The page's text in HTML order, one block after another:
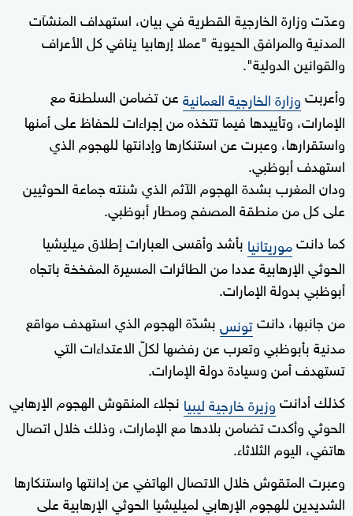
وعدّت وزارة الخارجية القطرية في بيان، استهداف المنشآت
المدنية والمرافق الحيوية "عملا إرهابيا ينافي كل الأعراف
والقوانين الدولية".
وأعربتوزارة الخارجية العمانيةعن تضامن السلطنة مع
الإمارات، وتأييدها فيما تتخذه من إجراءات للحفاظ على أمنها
واستقرارها، وعبرت عن استنكارها وإدانتها للهجوم الذي
استهدف أبوظبي.
ودان المغرب بشدة الهجوم الآثم الذي شنته جماعة الحوثيين
على كل من منطقة المصفح ومطار أبوظبي.
كما دانتموريتانيا بأشد وأقسى العبارات إطلاق ميليشيا
الحوثي الإرهابية عددا من الطائرات المسيرة المفخخة باتجاه
أبوظبي بدولة الإمارات.
من جانبها، دانتتونسبشدّة الهجوم الذي استهدف مواقع
مدنية بأبوظبي وتعرب عن رفضها لكلّ الاعتداءات التي
تستهدف أمن وسيادة دولة الإمارات.
كذلك أدانتوزيرة خارجية ليبيا نجلاء المنقوش الهجوم الإرهابي
الحوثي وأكدت تضامن بلادها مع الإمارات، وذلك خلال اتصال
هاتفي، اليوم الثلاثاء.
وعبرت المتقوش خلال الاتصال الهاتفي عن إدانتها واستنكارها
الشديدين للهجوم الإرهابي لميليشيا الحوثي الإرهابية على